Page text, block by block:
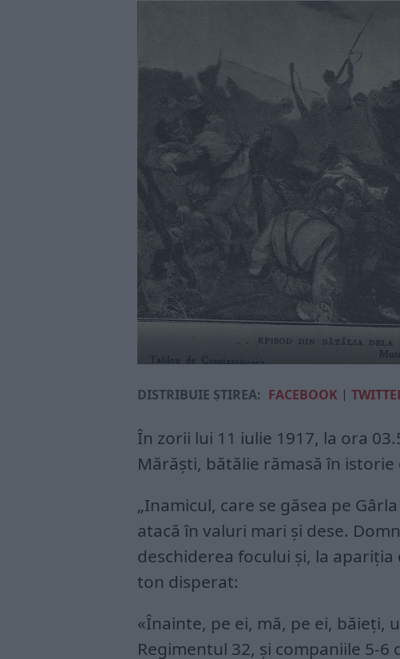
DISTRIBUIE ȘTIREA: FACEBOOK |
În zorii lui 11 iulie 1917, la ora
Mărăști, bătălie rămasă în istorie
„Inamicul, care se găsea pe
atacă în valuri mari şi dese.
deschiderea focului şi, la
ton disperat:
«Înainte, pe ei, mă, pe ei, băieţi,
Regimentul 32, şi companiile 5-6